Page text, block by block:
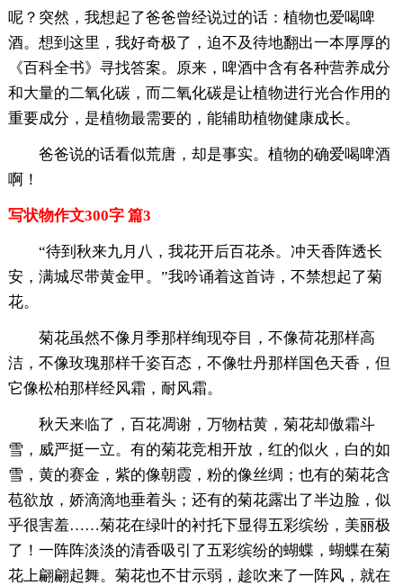
呢？突然，我想起了爸爸曾经说过的话：植物也爱喝啤
酒。想到这里，我好奇极了，迫不及待地翻出一本厚厚的
《百科全书》寻找答案。原来，啤酒中含有各种营养成分
和大量的二氧化碳，而二氧化碳是让植物进行光合作用的
重要成分，是植物最需要的，能辅助植物健康成长。
爸爸说的话看似荒唐，却是事实。植物的确爱喝啤酒
啊！
写状物作文300字 篇3
“待到秋来九月八，我花开后百花杀。冲天香阵透长
安，满城尽带黄金甲。”我吟诵着这首诗，不禁想起了菊
花。
菊花虽然不像月季那样绚现夺目，不像荷花那样高
洁，不像玫瑰那样千姿百态，不像牡丹那样国色天香，但
它像松柏那样经风霜，耐风霜。
秋天来临了，百花凋谢，万物枯黄，菊花却傲霜斗
雪，威严挺一立。有的菊花竞相开放，红的似火，白的如
雪，黄的赛金，紫的像朝霞，粉的像丝绸；也有的菊花含
苞欲放，娇滴滴地垂着头；还有的菊花露出了半边脸，似
乎很害羞……菊花在绿叶的衬托下显得五彩缤纷，美丽极
了！一阵阵淡淡的清香吸引了五彩缤纷的蝴蝶，蝴蝶在菊
花上翩翩起舞。菊花也不甘示弱，趁吹来了一阵风，就在